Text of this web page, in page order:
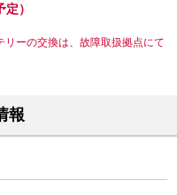
）
ーの交換は、故障取扱拠点にて
報